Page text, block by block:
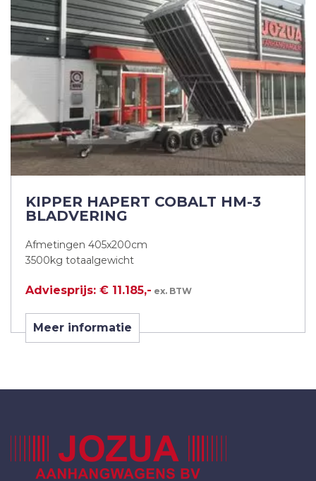
KIPPER HAPERT COBALT HM-3
BLADVERING
Afmetingen 405x200cm
3500kg totaalgewicht
Adviesprijs: € 11.185,- ex. BTW
Meer informatie